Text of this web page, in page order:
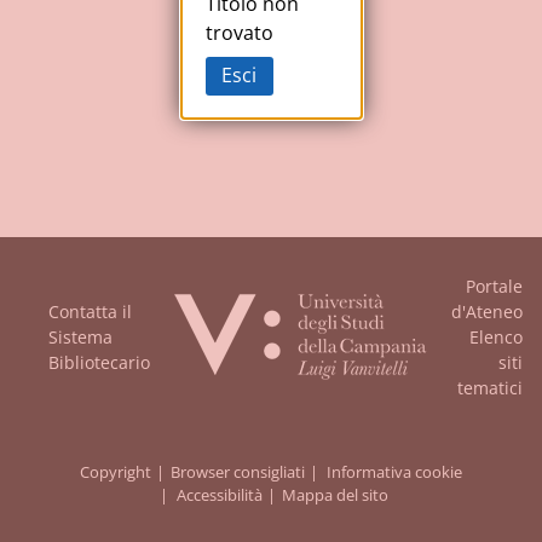
Contatta il
Sistema
Bibliotecario
Portale
d'Ateneo
Elenco
siti
tematici
Copyright Browser consigliati
Informativa cookie
Accessibilità
Mappa del sito
trovato
Esci